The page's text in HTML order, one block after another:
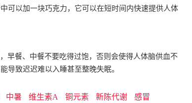
可以加一块巧克力，它可以在短时间内快速提供人体
早餐、中餐不要吃得过饱，否则会使得人体脑供血不
导致迟迟难以入睡甚至整晚失眠。
中暑 维生素A 铜元素 新陈代谢 感冒